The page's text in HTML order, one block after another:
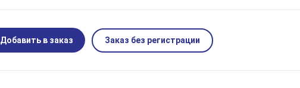
Добавить в заказ Заказ без регистрации